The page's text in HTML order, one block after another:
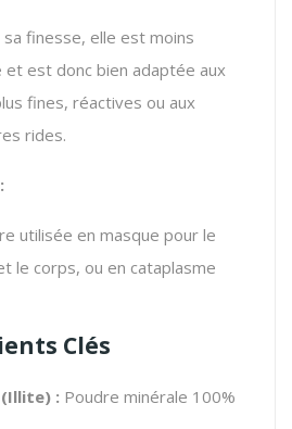
sa finesse, elle est moins
est donc bien adaptée aux
fines, réactives ou aux
rides.
utilisée en masque pour le
le corps, ou en cataplasme
Clés
: Poudre minérale 100%